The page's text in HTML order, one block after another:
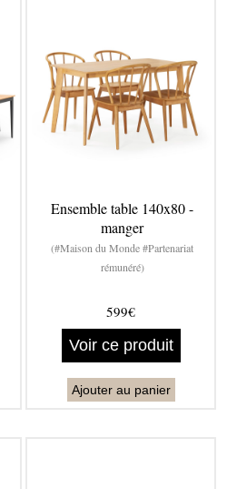
Ensemble table 140x80 -
manger
(#Maison du Monde #Partenariat
rémunéré)
599€
Voir ce produit
Ajouter au panier